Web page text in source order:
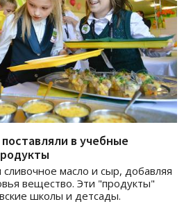
в учебные
масло и сыр, добавляя
вещество. Эти "продукты"
школы и детсады.